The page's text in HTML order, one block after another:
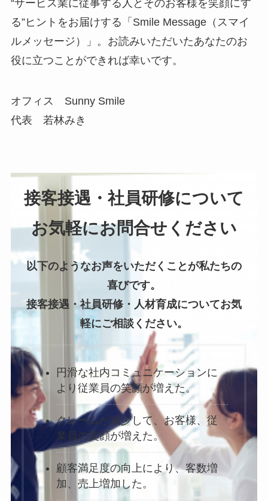
“サービス業に従事する人とそのお客様を笑顔にす
る”ヒントをお届けする「Smile Message（スマイ
ルメッセージ）」。お読みいただいたあなたのお
役に立つことができれば幸いです。
オフィス Sunny Smile
代表 若林みき
接客接遇・社員研修について
お気軽にお問合せください
以下のようなお声をいただくことが私たちの
喜びです。
接客接遇・社員研修・人材育成についてお気
軽にご相談ください。
円滑な社内コミュニケーションに
より従業員の笑顔が増えた。
クレームが減少して、お客様、従
業員の笑顔が増えた。
顧客満足度の向上により、客数増
加、売上増加した。